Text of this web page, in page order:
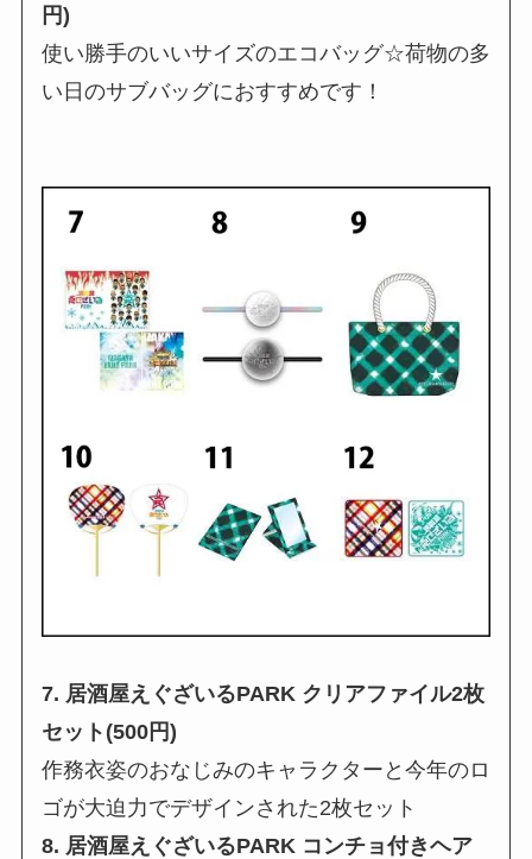
円)
使い勝手のいいサイズのエコバッグ☆荷物の多
い日のサブバッグにおすすめです！
7. 居酒屋えぐざいるPARK クリアファイル2枚
セット(500円)
作務衣姿のおなじみのキャラクターと今年のロ
ゴが大迫力でデザインされた2枚セット
8. 居酒屋えぐざいるPARK コンチョ付きヘア